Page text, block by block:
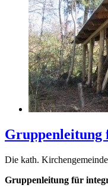
Gruppenleitung
Die kath.
Gruppenleitung für